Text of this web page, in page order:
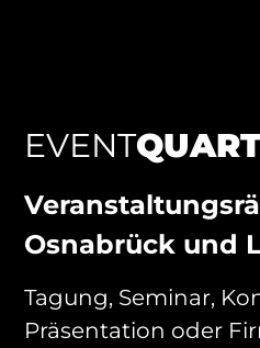
EVENT
Osnabrück und
Tagung, Seminar,
Präsentation oder